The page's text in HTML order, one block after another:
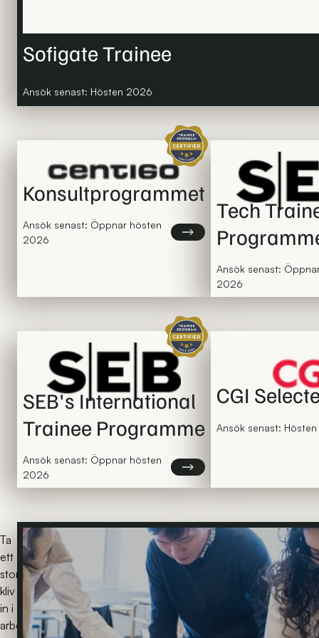
Ta
ett
stort
kliv
in i
arbetslivet
Sofigate Trainee
Ansök senast: Hösten 2026
Certifierat traineeprogram
Konsultprogrammet
Ansök senast: Öppnar hösten
2026
Läs mer om
Tech
Ansök senast:
2026
Certifierat traineeprogram
SEB's International
Trainee Programme
Ansök senast: Öppnar hösten
2026
Läs mer om SEB's
CGI
Ansök senast: